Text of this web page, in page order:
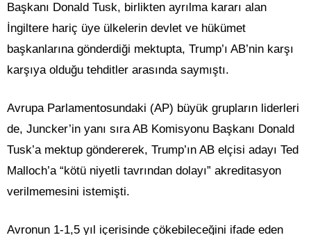
Başkanı Donald Tusk, birlikten ayrılma kararı alan
İngiltere hariç üye ülkelerin devlet ve hükümet
başkanlarına gönderdiği mektupta, Trump’ı AB’nin karşı
karşıya olduğu tehditler arasında saymıştı.
Avrupa Parlamentosundaki (AP) büyük grupların liderleri
de, Juncker’in yanı sıra AB Komisyonu Başkanı Donald
Tusk’a mektup göndererek, Trump’ın AB elçisi adayı Ted
Malloch’a “kötü niyetli tavrından dolayı” akreditasyon
verilmemesini istemişti.
Avronun 1-1,5 yıl içerisinde çökebileceğini ifade eden